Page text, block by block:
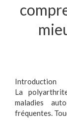
Introduction
La
maladies
fréquentes.